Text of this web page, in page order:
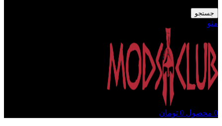
جستجو
منو
0 محصول 0 تومان